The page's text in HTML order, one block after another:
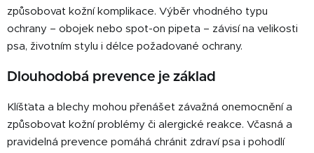
způsobovat kožní komplikace. Výběr vhodného typu
ochrany – obojek nebo spot-on pipeta – závisí na velikosti
psa, životním stylu i délce požadované ochrany.
Dlouhodobá prevence je základ
Klíšťata a blechy mohou přenášet závažná onemocnění a
způsobovat kožní problémy či alergické reakce. Včasná a
pravidelná prevence pomáhá chránit zdraví psa i pohodlí